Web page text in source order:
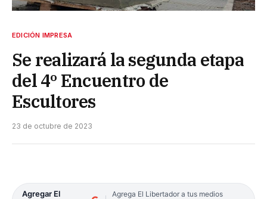
EDICIÓN IMPRESA
Se realizará la segunda etapa
del 4º Encuentro de
Escultores
23 de octubre de 2023
Agregar El
Agrega El Libertador a tus medios